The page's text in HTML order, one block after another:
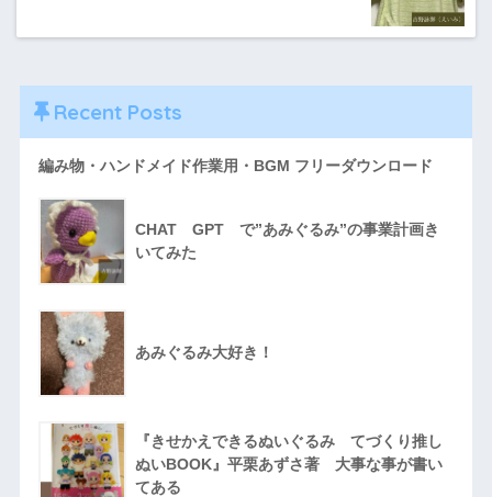
Recent Posts
編み物・ハンドメイド作業用・BGM フリーダウンロード
CHAT GPT で”あみぐるみ”の事業計画き
いてみた
あみぐるみ大好き！
『きせかえできるぬいぐるみ てづくり推し
ぬいBOOK』平栗あずさ著 大事な事が書い
てある